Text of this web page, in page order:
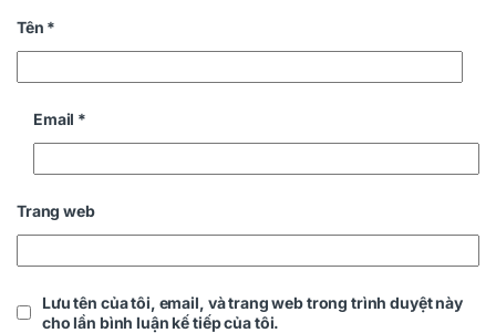
Tên *
Email *
Trang web
Lưu tên của tôi, email, và trang web trong trình duyệt này
cho lần bình luận kế tiếp của tôi.